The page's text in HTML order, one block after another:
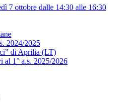
7 ottobre dalle 14:30 alle 16:30
2024/2025
di Aprilia (LT)
al 1° a.s. 2025/2026